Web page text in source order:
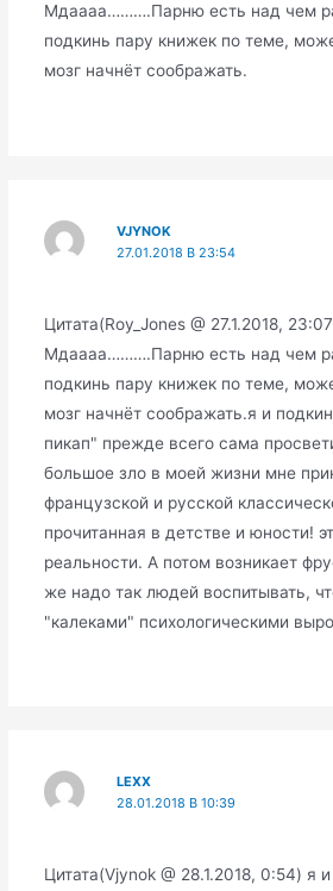
Мдаааа……….Парню есть над чем
подкинь пару книжек по теме,
мозг начнёт соображать.
VJYNOK
27.01.2018 В 23:54
Цитата(Roy_Jones @ 27.1.2018,
Мдаааа……….Парню есть над чем
подкинь пару книжек по теме,
мозг начнёт соображать.я и
пикап" прежде всего сама
большое зло в моей жизни мне
французской и русской
прочитанная в детстве и юности!
реальности. А потом возникает
же надо так людей воспитывать,
"калеками" психологическими
LEXX
28.01.2018 В 10:39
Цитата(Vjynok @ 28.1.2018, 0:54) я